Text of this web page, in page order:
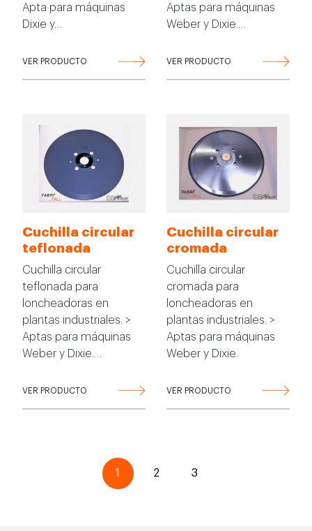
Apta para máquinas
Dixie y…
VER PRODUCTO
Aptas para máquinas
Weber y Dixie.…
VER PRODUCTO
Cuchilla circular
teflonada
Cuchilla circular
teflonada para
loncheadoras en
plantas industriales. >
Aptas para máquinas
Weber y Dixie.…
VER PRODUCTO
Cuchilla circular
cromada
Cuchilla circular
cromada para
loncheadoras en
plantas industriales. >
Aptas para máquinas
Weber y Dixie.
VER PRODUCTO
1 2 3